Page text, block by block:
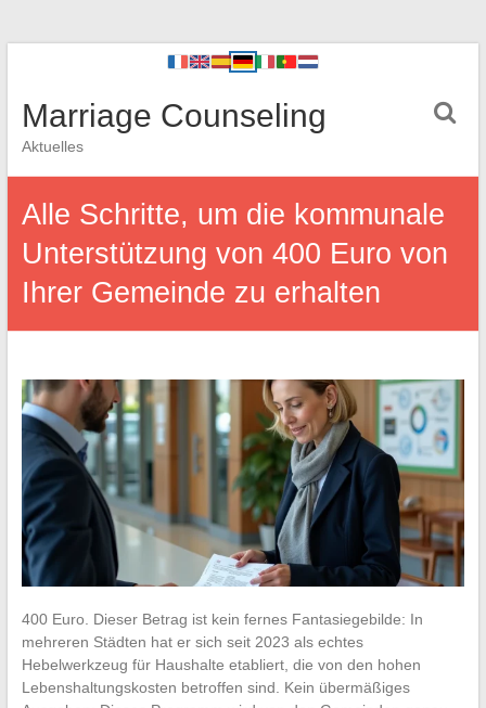
Marriage Counseling
Aktuelles
Alle Schritte, um die kommunale
Unterstützung von 400 Euro von
Ihrer Gemeinde zu erhalten
400 Euro. Dieser Betrag ist kein fernes Fantasiegebilde: In
mehreren Städten hat er sich seit 2023 als echtes
Hebelwerkzeug für Haushalte etabliert, die von den hohen
Lebenshaltungskosten betroffen sind. Kein übermäßiges